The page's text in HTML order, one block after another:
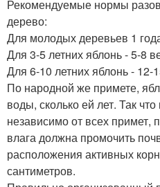
Рекомендуемые нормы
дерево:
Для молодых деревьев 1
Для 3-5 летних яблонь - 5-8
Для 6-10 летних яблонь - 12-
По народной же примете,
воды, сколько ей лет. Так
независимо от всех примет,
влага должна промочить
расположения активных
сантиметров.